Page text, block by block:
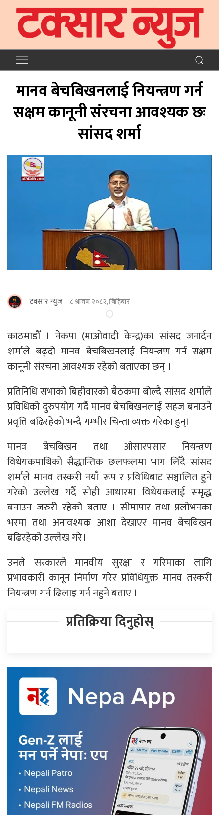
मानव बेचबिखनलाई नियन्त्रण गर्न
सक्षम कानूनी संरचना आवश्यक छः
सांसद शर्मा
टक्सार न्युज ८ श्रावण २०८२, बिहिबार
काठमाडाैँ । नेकपा (माओवादी केन्द्र)का सांसद जनार्दन
शर्माले बढ्दो मानव बेचबिखनलाई नियन्त्रण गर्न सक्षम
कानूनी संरचना आवश्यक रहेको बताएका छन् ।
प्रतिनिधि सभाको बिहीवारको बैठकमा बोल्दै सांसद शर्माले
प्रविधिको दुरुपयोग गर्दै मानव बेचबिखनलाई सहज बनाउने
प्रवृत्ति बढिरहेको भन्दै गम्भीर चिन्ता व्यक्त गरेका हुन्।
मानव बेचबिखन तथा ओसारपसार नियन्त्रण
विधेयकमाथिको सैद्धान्तिक छलफलमा भाग लिँदै सांसद
शर्माले मानव तस्करी नयाँ रूप र प्रविधिबाट सञ्चालित हुने
गरेको उल्लेख गर्दै सोही आधारमा विधेयकलाई समृद्ध
बनाउन जरुरी रहेको बताए । सीमापार तथा प्रलोभनका
भरमा तथा अनावश्यक आशा देखाएर मानव बेचबिखन
बढिरहेको उल्लेख गरे।
उनले सरकारले मानवीय सुरक्षा र गरिमाका लागि
प्रभावकारी कानून निर्माण गरेर प्रविधियुक्त मानव तस्करी
नियन्त्रण गर्न ढिलाइ गर्न नहुने बताए ।
प्रतिक्रिया दिनुहोस्